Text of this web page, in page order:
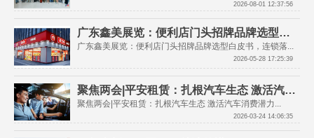
2026-08-01 12:37:56
广东鑫美展览：便利店门头招牌品牌选型白皮书，连锁落地全维度参考！
广东鑫美展览：便利店门头招牌品牌选型白皮书，连锁落...
2026-05-28 17:25:39
聚焦两会|平安租赁：扎根汽车生态 激活汽车消费潜力
聚焦两会|平安租赁：扎根汽车生态 激活汽车消费潜力...
2026-03-24 14:06:35